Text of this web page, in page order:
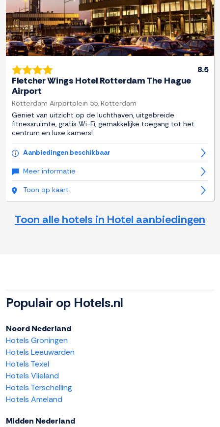
8.5
Fletcher Wings Hotel Rotterdam The Hague
Airport
Rotterdam Airportplein 55, Rotterdam
Geniet van uitzicht op de luchthaven, uitgebreide
fitnessruimte, gratis Wi-Fi, gemakkelijke toegang tot het
centrum en luxe kamers!
Aanbiedingen beschikbaar
Meer informatie
Toon op kaart
Toon alle hotels in Hotel aanbiedingen
Populair op Hotels.nl
Noord Nederland
Hotels Groningen
Hotels Leeuwarden
Hotels Texel
Hotels Vlieland
Hotels Terschelling
Hotels Ameland
Midden Nederland